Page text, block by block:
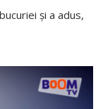
și a adus,